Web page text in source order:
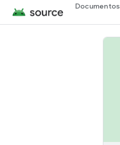
Documentos